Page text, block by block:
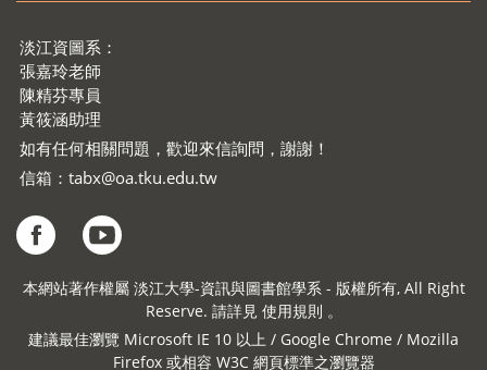
淡江資圖系：
張嘉玲老師
陳精芬專員
黃筱涵助理
如有任何相關問題，歡迎來信詢問，謝謝！
信箱： tabx@oa.tku.edu.tw
本網站著作權屬 淡江大學-資訊與圖書館學系 - 版權所有, All Right
Reserve. 請詳見 使用規則 。
建議最佳瀏覽 Microsoft IE 10 以上 / Google Chrome / Mozilla
Firefox 或相容 W3C 網頁標準之瀏覽器